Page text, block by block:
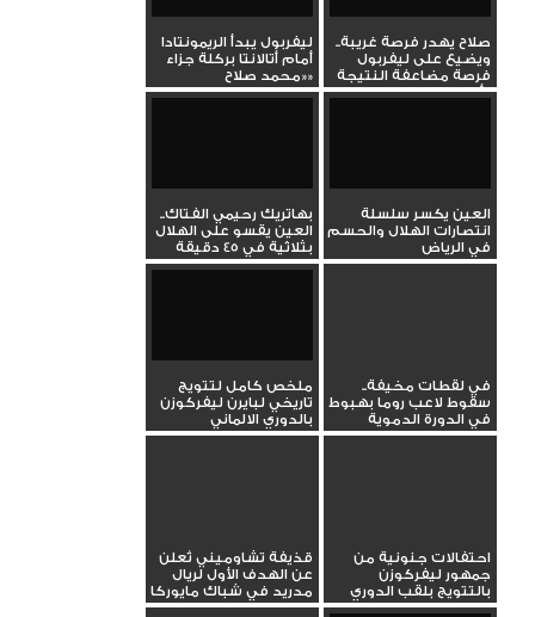
صلاح يهدر فرصة غريبة..
ويضيع على ليفربول
فرصة مضاعفة النتيجة
أمام...
ليفربول يبدأ الريمونتادا
أمام أتالانتا بركلة جزاء
«محمد صلاح»
العين يكسر سلسلة
انتصارات الهلال والحسم
في الرياض
بهاتريك رحيمي الفتاك..
العين يقسو على الهلال
بثلاثية في 45 دقيقة
في لقطات مخيفة..
سقوط لاعب روما بهبوط
في الدورة الدموية
والغاء...
ملخص كامل لتتويج
تاريخي لبايرن ليفركوزن
بالدوري الالماني
احتفالات جنونية من
جمهور ليفركوزن
بالتتويج بلقب الدوري
الالماني
قذيفة تشاوميني تُعلن
عن الهدف الأول لريال
مدريد في شباك مايوركا